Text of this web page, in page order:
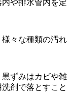
や排水管内を定
々な種類の汚れ
黒ずみはカビや雑
剤で落とすこと